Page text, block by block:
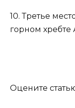
10. Третье
горном хребте
Оцените